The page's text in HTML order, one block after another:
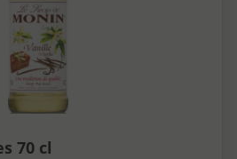
70 cl